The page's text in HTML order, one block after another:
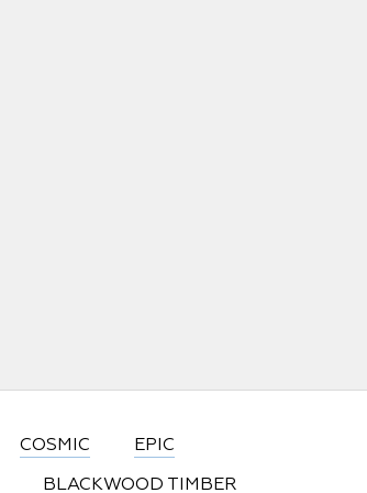
COSMIC EPIC
BLACKWOOD TIMBER